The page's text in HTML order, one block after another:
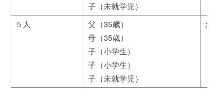
子（未就学児）
５人
父（35歳）
母（35歳）
子（小学生）
子（小学生）
子（未就学児）
お